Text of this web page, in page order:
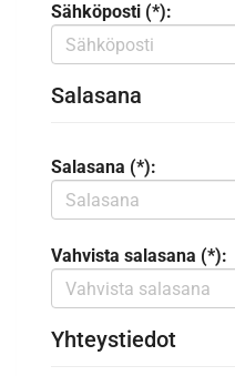
Sähköposti (*):
Salasana
Salasana (*):
Vahvista salasana (*):
Yhteystiedot